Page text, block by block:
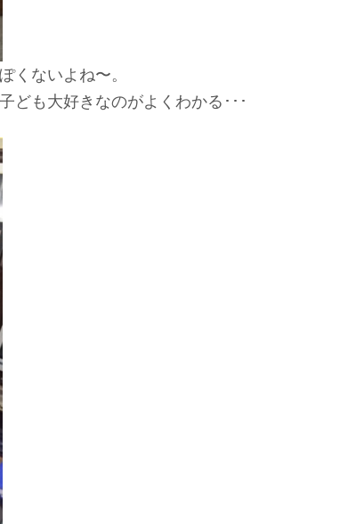
くないよね〜。
ども大好きなのがよくわかる･･･